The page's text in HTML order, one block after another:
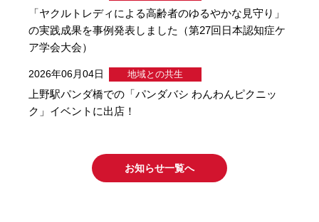
「ヤクルトレディによる高齢者のゆるやかな見守り」
の実践成果を事例発表しました（第27回日本認知症ケ
ア学会大会）
2026年06月04日 地域との共生
上野駅パンダ橋での「パンダバシ わんわんピクニッ
ク」イベントに出店！
お知らせ一覧へ